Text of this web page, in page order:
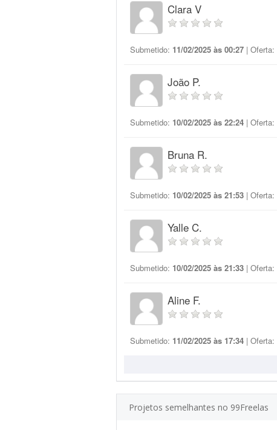
Clara V
Submetido: 11/02/2025 às 00:27 | Oferta:
João P.
Submetido: 10/02/2025 às 22:24 | Oferta:
Bruna R.
Submetido: 10/02/2025 às 21:53 | Oferta:
Yalle C.
Submetido: 10/02/2025 às 21:33 | Oferta:
Aline F.
Submetido: 11/02/2025 às 17:34 | Oferta:
Projetos semelhantes no 99Freelas